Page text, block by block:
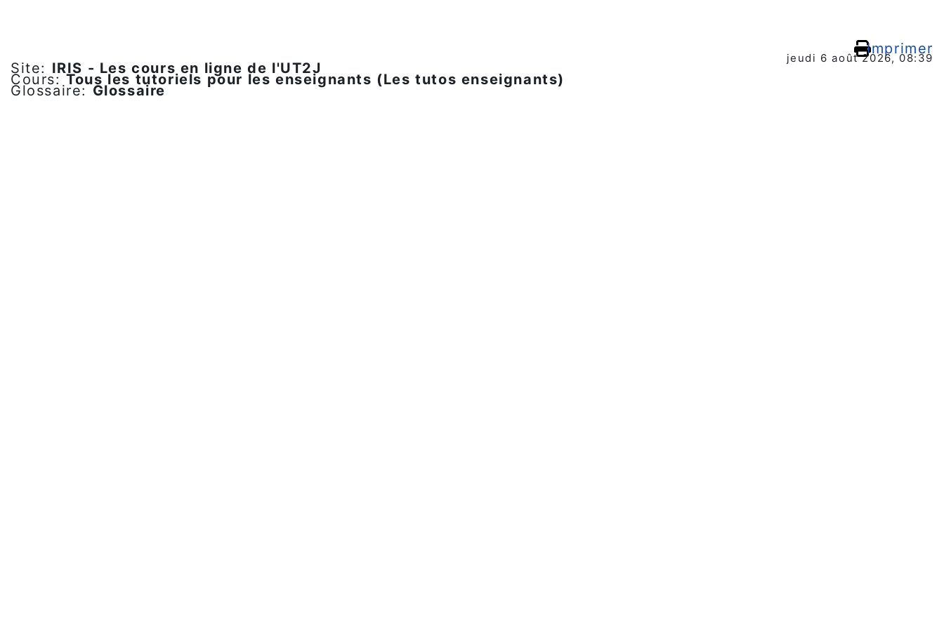
Imprimer
jeudi 6 août 2026, 08:39
Site: IRIS - Les cours en ligne de l'UT2J
Cours:Tous les tutoriels pour les enseignants (Les tutos enseignants)
Glossaire: Glossaire